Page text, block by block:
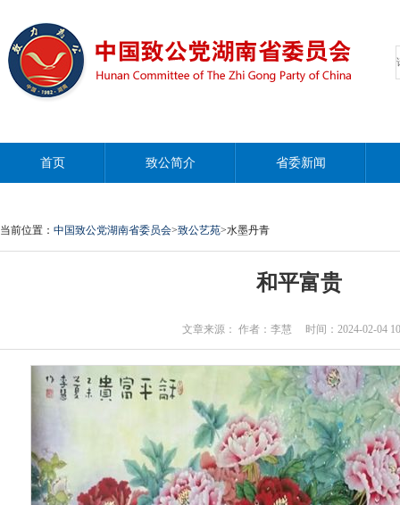
首页 致公简介 省委新闻
当前位置： 中国致公党湖南省委员会>致公艺苑>水墨丹青
和平富贵
文章来源： 作者：李慧 时间：2024-02-04